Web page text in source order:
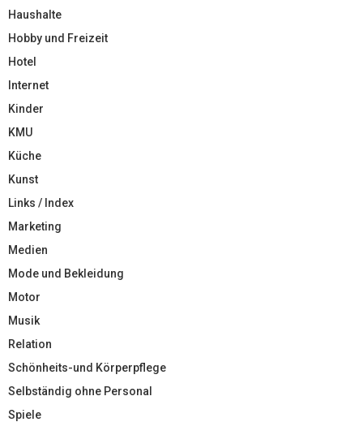
Haushalte
Hobby und Freizeit
Hotel
Internet
Kinder
KMU
Küche
Kunst
Links / Index
Marketing
Medien
Mode und Bekleidung
Motor
Musik
Relation
Schönheits-und Körperpflege
Selbständig ohne Personal
Spiele